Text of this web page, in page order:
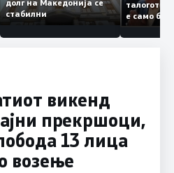
стабилни
е само
копија
Заев
викенд
прекршоци,
13 лица
возење